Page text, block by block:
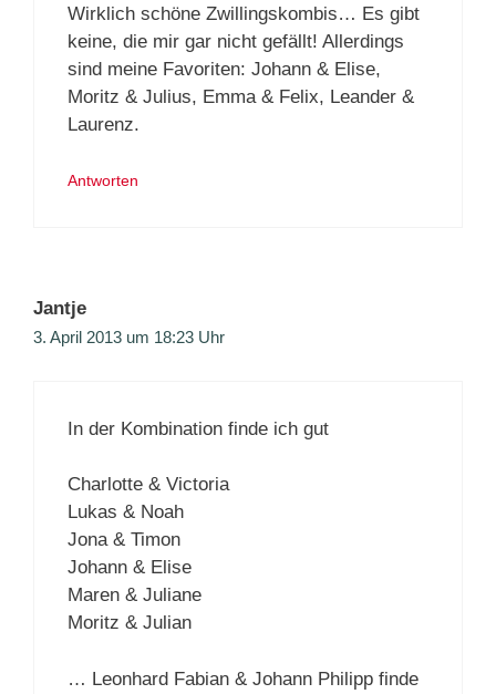
Wirklich schöne Zwillingskombis… Es gibt
keine, die mir gar nicht gefällt! Allerdings
sind meine Favoriten: Johann & Elise,
Moritz & Julius, Emma & Felix, Leander &
Laurenz.
Antworten
Jantje
3. April 2013 um 18:23 Uhr
In der Kombination finde ich gut
Charlotte & Victoria
Lukas & Noah
Jona & Timon
Johann & Elise
Maren & Juliane
Moritz & Julian
… Leonhard Fabian & Johann Philipp finde